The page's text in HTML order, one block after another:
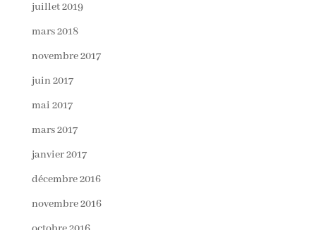
juillet 2019
mars 2018
novembre 2017
juin 2017
mai 2017
mars 2017
janvier 2017
décembre 2016
novembre 2016